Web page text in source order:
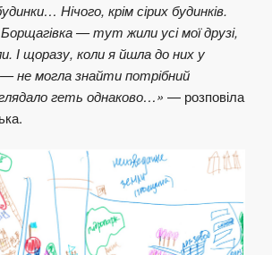
Нічого, крім сірих будинків.
— тут жили усі мої друзі,
І щоразу, коли я йшла до них у
не могла знайти потрібний
геть однаково…» — розповіла